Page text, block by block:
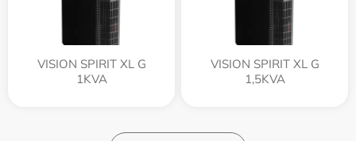
VISION SPIRIT XL G
1KVA
VISION SPIRIT XL G
1,5KVA